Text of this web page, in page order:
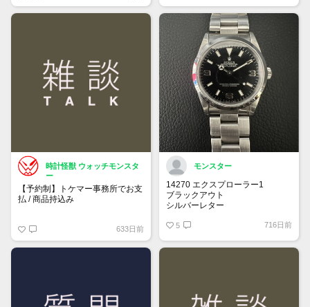
時計怪獣 ウォッチモンスタ
ー
【予約制】トケマー事務所でお支
払 / 商品持込み
フォームからご予約ください！
633日前
モンスター
14270 エクスプローラー1
ブラックアウト
シルバーレター
オールトリチウム
5 716日前